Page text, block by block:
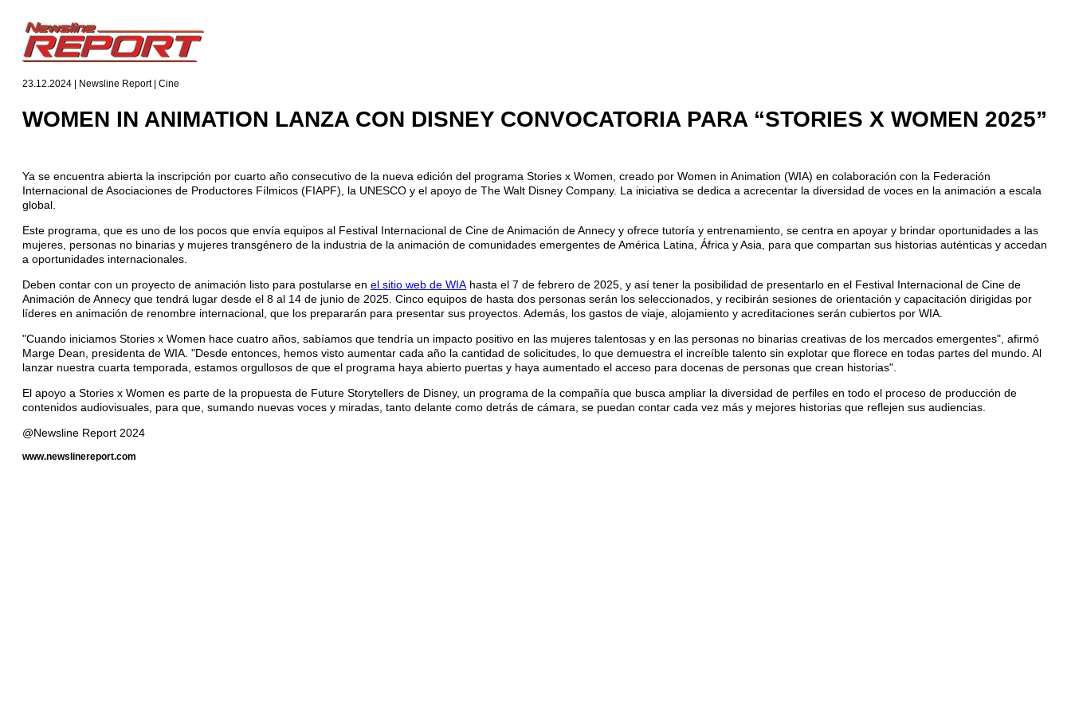
23.12.2024 | Newsline Report | Cine
WOMEN IN ANIMATION LANZA CON DISNEY CONVOCATORIA PARA “STORIES X WOMEN 2025”
Ya se encuentra abierta la inscripción por cuarto año consecutivo de la nueva edición del programa Stories x Women, creado por Women in Animation (WIA) en colaboración con la Federación
Internacional de Asociaciones de Productores Fílmicos (FIAPF), la UNESCO y el apoyo de The Walt Disney Company. La iniciativa se dedica a acrecentar la diversidad de voces en la animación a escala
global.
Este programa, que es uno de los pocos que envía equipos al Festival Internacional de Cine de Animación de Annecy y ofrece tutoría y entrenamiento, se centra en apoyar y brindar oportunidades a las
mujeres, personas no binarias y mujeres transgénero de la industria de la animación de comunidades emergentes de América Latina, África y Asia, para que compartan sus historias auténticas y accedan
a oportunidades internacionales.
Deben contar con un proyecto de animación listo para postularse en el sitio web de WIA hasta el 7 de febrero de 2025, y así tener la posibilidad de presentarlo en el Festival Internacional de Cine de
Animación de Annecy que tendrá lugar desde el 8 al 14 de junio de 2025. Cinco equipos de hasta dos personas serán los seleccionados, y recibirán sesiones de orientación y capacitación dirigidas por
líderes en animación de renombre internacional, que los prepararán para presentar sus proyectos. Además, los gastos de viaje, alojamiento y acreditaciones serán cubiertos por WIA.
"Cuando iniciamos Stories x Women hace cuatro años, sabíamos que tendría un impacto positivo en las mujeres talentosas y en las personas no binarias creativas de los mercados emergentes", afirmó
Marge Dean, presidenta de WIA. "Desde entonces, hemos visto aumentar cada año la cantidad de solicitudes, lo que demuestra el increíble talento sin explotar que florece en todas partes del mundo. Al
lanzar nuestra cuarta temporada, estamos orgullosos de que el programa haya abierto puertas y haya aumentado el acceso para docenas de personas que crean historias".
El apoyo a Stories x Women es parte de la propuesta de Future Storytellers de Disney, un programa de la compañía que busca ampliar la diversidad de perfiles en todo el proceso de producción de
contenidos audiovisuales, para que, sumando nuevas voces y miradas, tanto delante como detrás de cámara, se puedan contar cada vez más y mejores historias que reflejen sus audiencias.
@Newsline Report 2024
www.newslinereport.com